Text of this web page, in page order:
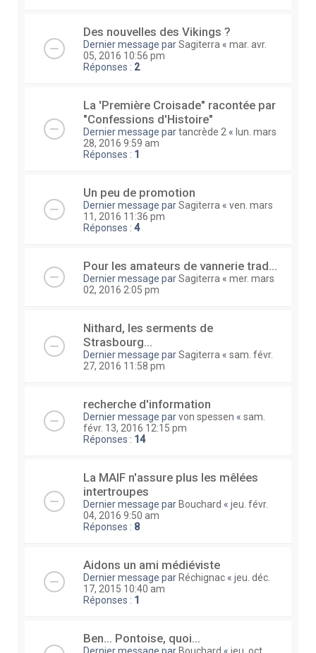
Des nouvelles des Vikings ?
Dernier message parSagiterra « mar. avr.
05, 2016 10:56 pm
Réponses : 2
La 'Première Croisade" racontée par
"Confessions d'Histoire"
Dernier message partancrède 2 « lun. mars
28, 2016 9:59 am
Réponses : 1
Un peu de promotion
Dernier message parSagiterra « ven. mars
11, 2016 11:36 pm
Réponses : 4
Pour les amateurs de vannerie trad…
Dernier message parSagiterra « mer. mars
02, 2016 2:05 pm
Nithard, les serments de
Strasbourg…
Dernier message parSagiterra « sam. févr.
27, 2016 11:58 pm
recherche d'information
Dernier message parvon spessen « sam.
févr. 13, 2016 12:15 pm
Réponses : 14
La MAIF n'assure plus les mêlées
intertroupes
Dernier message par Bouchard « jeu. févr.
04, 2016 9:50 am
Réponses : 8
Aidons un ami médiéviste
Dernier message par Réchignac « jeu. déc.
17, 2015 10:40 am
Réponses : 1
Ben… Pontoise, quoi…